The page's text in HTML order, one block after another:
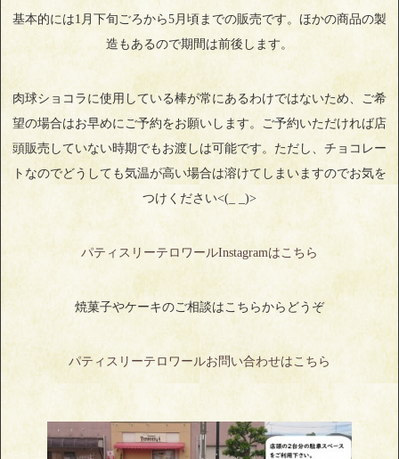
基本的には1月下旬ごろから5月頃までの販売です。ほかの商品の製
造もあるので期間は前後します。
肉球ショコラに使用している棒が常にあるわけではないため、ご希
望の場合はお早めにご予約をお願いします。ご予約いただければ店
頭販売していない時期でもお渡しは可能です。ただし、チョコレー
トなのでどうしても気温が高い場合は溶けてしまいますのでお気を
つけください<(_ _)>
パティスリーテロワールInstagramはこちら
焼菓子やケーキのご相談はこちらからどうぞ
パティスリーテロワールお問い合わせはこちら